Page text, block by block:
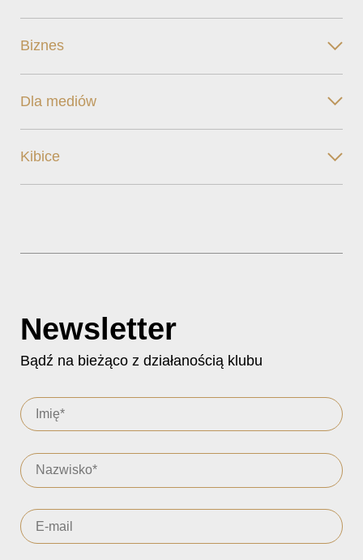
Biznes
Dla mediów
Kibice
Newsletter
Bądź na bieżąco z działanością klubu